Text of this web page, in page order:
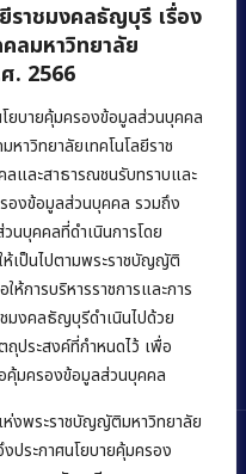
ราชมงคลธัญบุรี เรื่อง
ลมหาวิทยาลัย
. 2566
ยบายคุ้มครองข้อมูลส่วนบุคคล
าวิทยาลัยเทคโนโลยีราช
และสาธารณชนรับทราบและ
องข้อมูลส่วนบุคคล รวมถึง
นบุคคลที่ดำเนินการโดย
ห้เป็นไปตามพระราชบัญญัติ
การบริหารราชการและการ
มงคลธัญบุรีดำเนินไปด้วย
ถุประสงค์ที่กำหนดไว้ เพื่อ
คุ้มครองข้อมูลส่วนบุคคล
ห่งพระราชบัญญัติมหาวิทยาลัย
ประกาศนโยบายคุ้มครอง
งหก
3241